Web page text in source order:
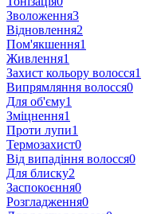
Зволоження3
Відновлення2
Пом'якшення1
Живлення1
Захист кольору волосся1
Випрямляння волосся0
Для об'єму1
Зміцнення1
Проти лупи1
Термозахист0
Від випадіння волосся0
Для блиску2
Заспокоєння0
Розгладження0